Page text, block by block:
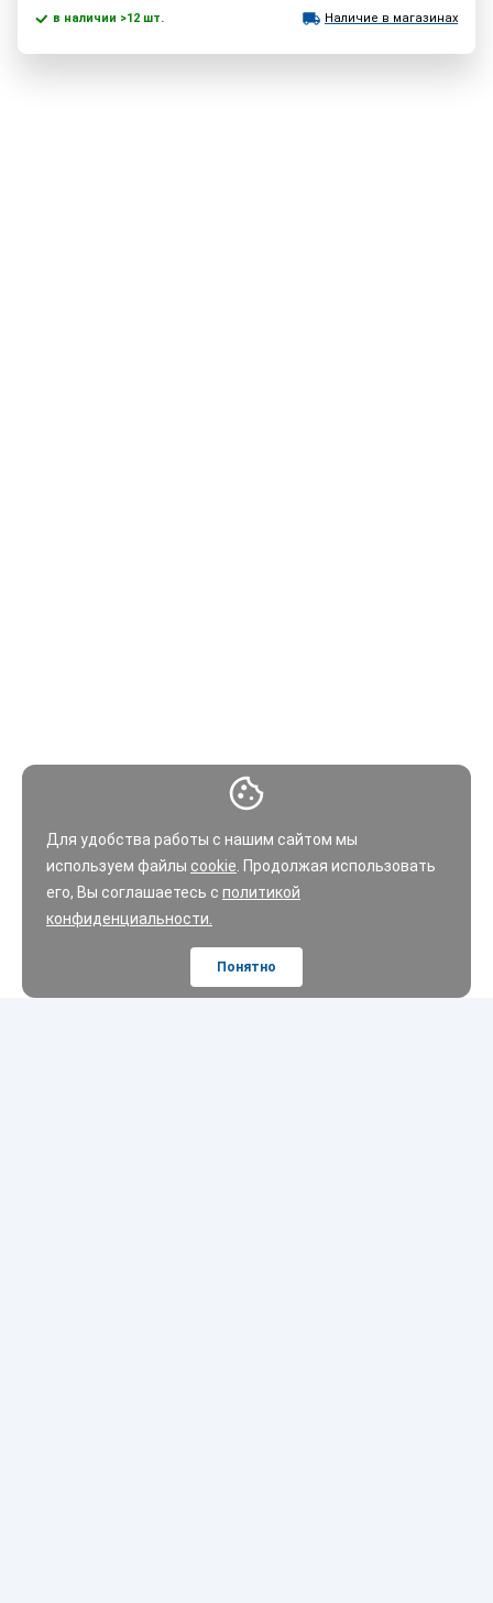
Для удобства работы с нашим сайтом мы
используем файлы cookie . Продолжая использовать
его, Вы соглашаетесь с политикой
конфиденциальности.
Понятно
в наличии >12 шт. Наличие в магазинах